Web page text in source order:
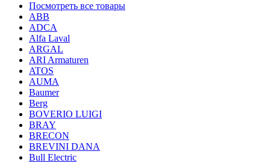
Посмотреть все товары
ABB
ADCA
Alfa Laval
ARGAL
ARI Armaturen
ATOS
AUMA
Baumer
Berg
BOVERIO LUIGI
BRAY
BRECON
BREVINI DANA
Bull Electric